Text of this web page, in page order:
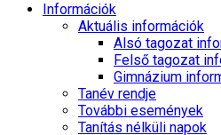
Információk
Aktuális információk
Alsó tagozat
Felső tagozat
Gimnázium
Tanév rendje
További események
Tanítás nélküli napok